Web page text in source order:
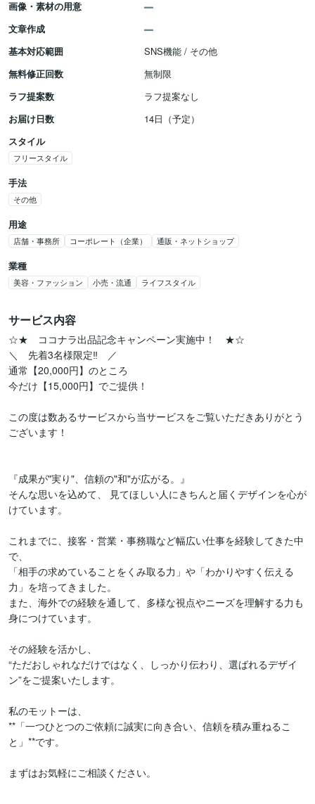
画像・素材の用意
文章作成
基本対応範囲
SNS機能 / その他
無料修正回数
無制限
ラフ提案数
ラフ提案なし
お届け日数
14日（予定）
スタイル
フリースタイル
手法
その他
用途
店舗・事務所 コーポレート（企業） 通販・ネットショップ
業種
美容・ファッション 小売・流通 ライフスタイル
サービス内容
☆★　ココナラ出品記念キャンペーン実施中！　★☆
＼　先着3名様限定‼　／
通常【20,000円】のところ
今だけ【15,000円】でご提供！
この度は数あるサービスから当サービスをご覧いただきありがとう
ございます！
『成果が"実り"、信頼の"和"が広がる。』
そんな思いを込めて、 見てほしい人にきちんと届くデザインを心が
けています。
これまでに、接客・営業・事務職など幅広い仕事を経験してきた中
で、
「相手の求めていることをくみ取る力」や「わかりやすく伝える
力」を培ってきました。
また、海外での経験を通して、多様な視点やニーズを理解する力も
身につけています。
その経験を活かし、
“ただおしゃれなだけではなく、しっかり伝わり、選ばれるデザイ
ン”をご提案いたします。
私のモットーは、
**「一つひとつのご依頼に誠実に向き合い、信頼を積み重ねるこ
と」**です。
まずはお気軽にご相談ください。